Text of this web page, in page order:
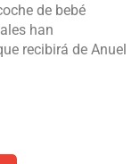
de bebé
han
recibirá de Anuel